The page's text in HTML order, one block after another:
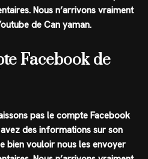
Nous n’arrivons vraiment
de Can yaman.
Facebook de
pas le compte Facebook
des informations sur son
bien vouloir nous les envoyer